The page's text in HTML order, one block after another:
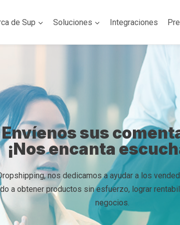
de Sup Soluciones Integraciones
Envíenos sus
¡Nos encanta
nos dedicamos a ayudar a los
a obtener productos sin esfuerzo, lograr
negocios.